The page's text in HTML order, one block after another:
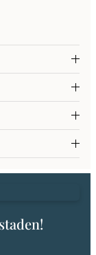
och